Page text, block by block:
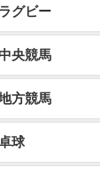
ラグビー
央競馬
方競馬
球